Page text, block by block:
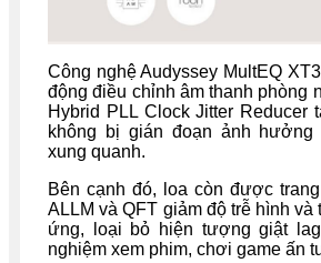
Công nghệ Audyssey MultEQ
động điều chỉnh âm thanh phòng
Hybrid PLL Clock Jitter Reducer
không bị gián đoạn ảnh
xung quanh.
Bên cạnh đó, loa còn được
ALLM và QFT giảm độ trễ hình và
ứng, loại bỏ hiện tượng giật
nghiệm xem phim, chơi game ấn